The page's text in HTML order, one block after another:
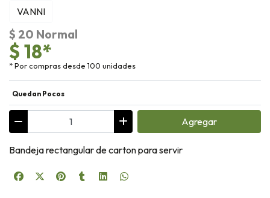
VANNI
$ 20 Normal
$ 18*
* Por compras desde 100 unidades
Quedan Pocos
Agregar
Bandeja rectangular de carton para servir